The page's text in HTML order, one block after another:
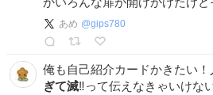
あめ @gips780
俺も自己紹介カードかきたい
ぎて滅‼️って伝えなきゃいけな